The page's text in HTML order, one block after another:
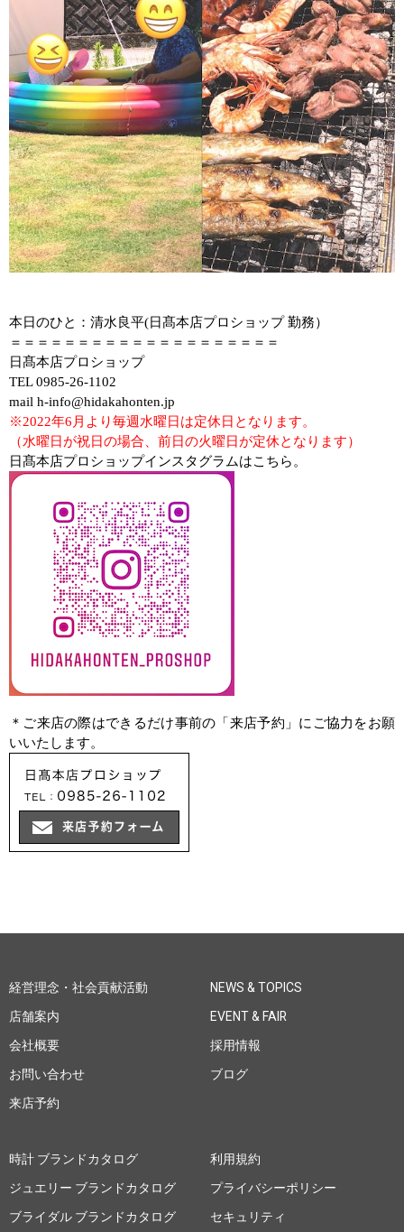
本日のひと：清水良平(日髙本店プロショップ 勤務）
＝＝＝＝＝＝＝＝＝＝＝＝＝＝＝＝＝＝＝＝
日髙本店プロショップ
TEL 0985-26-1102
mail h-info@hidakahonten.jp
※2022年6月より毎週水曜日は定休日となります。
（水曜日が祝日の場合、前日の火曜日が定休となります）
日髙本店プロショップインスタグラムはこちら。
＊ご来店の際はできるだけ事前の「来店予約」にご協力をお願
いいたします。
経営理念・社会貢献活動
店舗案内
会社概要
お問い合わせ
来店予約
NEWS & TOPICS
EVENT & FAIR
採用情報
ブログ
時計 ブランドカタログ
ジュエリー ブランドカタログ
ブライダル ブランドカタログ
利用規約
プライバシーポリシー
セキュリティ